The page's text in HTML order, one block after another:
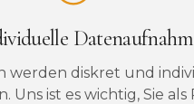
werden diskret und
Uns ist es wichtig, Sie als